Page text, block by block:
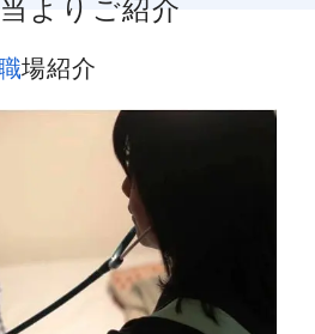
当よりご紹介
職場紹介